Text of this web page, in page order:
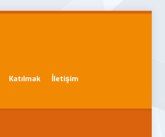
Katılmak İletişim